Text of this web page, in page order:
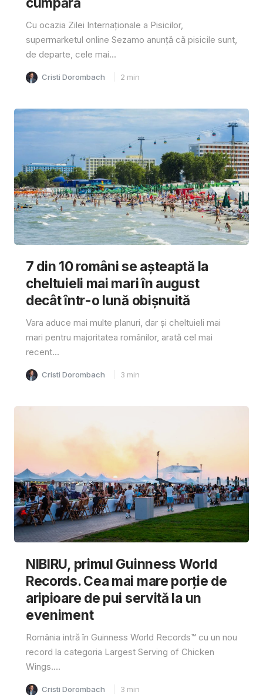
Cu ocazia Zilei Internaționale a Pisicilor,
supermarketul online Sezamo anunță că pisicile sunt,
de departe, cele mai...
Cristi Dorombach 2 min
7 din 10 români se așteaptă la
cheltuieli mai mari în august
decât într-o lună obișnuită
Vara aduce mai multe planuri, dar și cheltuieli mai
mari pentru majoritatea românilor, arată cel mai
recent...
Cristi Dorombach 3 min
NIBIRU, primul Guinness World
Records. Cea mai mare porție de
aripioare de pui servită la un
eveniment
România intră în Guinness World Records™️ cu un nou
record la categoria Largest Serving of Chicken
Wings....
Cristi Dorombach 3 min